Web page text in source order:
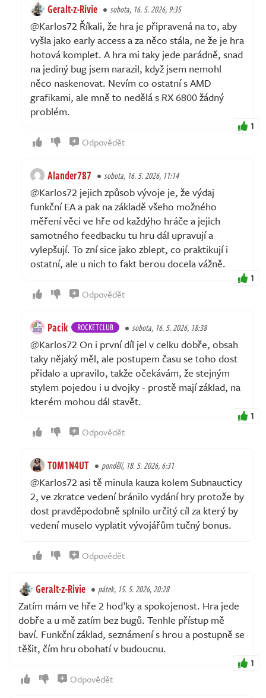
Geralt-z-Rivie sobota, 16. 5. 2026, 9:35
@Karlos72 Říkali, že hra je připravená na to, aby
vyšla jako early access a za něco stála, ne že je hra
hotová komplet. A hra mi taky jede parádně, snad
na jediný bug jsem narazil, když jsem nemohl
něco naskenovat. Nevím co ostatní s AMD
grafikami, ale mně to nedělá s RX 6800 žádný
problém.
1
Odpovědět
Alander787 sobota, 16. 5. 2026, 11:14
@Karlos72 jejich způsob vývoje je, že výdaj
funkční EA a pak na základě všeho možného
měření věci ve hře od každýho hráče a jejich
samotného feedbacku tu hru dál upravují a
vylepšují. To zní sice jako zblept, co praktikují i
ostatní, ale u nich to fakt berou docela vážně.
1
Odpovědět
Pacik ROCKETCLUB sobota, 16. 5. 2026, 18:38
@Karlos72 On i první díl jel v celku dobře, obsah
taky nějaký měl, ale postupem času se toho dost
přidalo a upravilo, takže očekávám, že stejným
stylem pojedou i u dvojky - prostě mají základ, na
kterém mohou dál stavět.
1
Odpovědět
T0M1N4UT pondělí, 18. 5. 2026, 6:31
@Karlos72 asi tě minula kauza kolem Subnaucticy
2, ve zkratce vedení bránilo vydání hry protože by
dost pravděpodobně splnilo určitý cíl za který by
vedení muselo vyplatit vývojářům tučný bonus.
Odpovědět
Geralt-z-Rivie pátek, 15. 5. 2026, 20:28
Zatím mám ve hře 2 hoďky a spokojenost. Hra jede
dobře a u mě zatím bez bugů. Tenhle přístup mě
baví. Funkční základ, seznámení s hrou a postupně se
těšit, čím hru obohatí v budoucnu.
1
Odpovědět